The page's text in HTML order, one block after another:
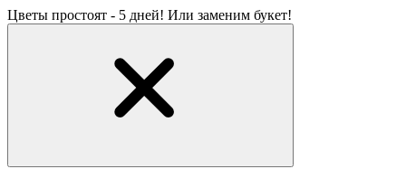
Цветы простоят - 5 дней! Или заменим букет!